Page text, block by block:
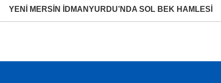
YENİ MERSİN İDMANYURDU’NDA SOL BEK HAMLESİ